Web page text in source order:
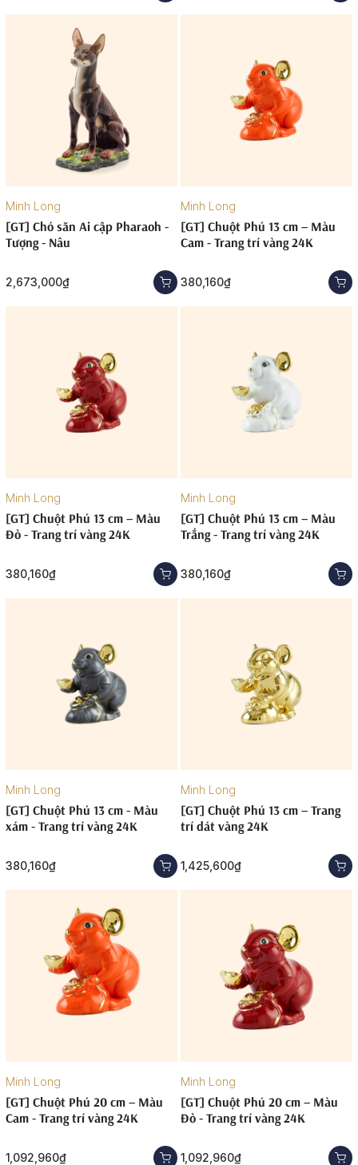
Minh Long
[GT] Chó săn Ai cập Pharaoh -
Tượng - Nâu
2,673,000₫
Minh Long
[GT] Chuột Phú 13 cm – Màu
Cam - Trang trí vàng 24K
380,160₫
Minh Long
[GT] Chuột Phú 13 cm – Màu
Đỏ - Trang trí vàng 24K
380,160₫
Minh Long
[GT] Chuột Phú 13 cm – Màu
Trắng - Trang trí vàng 24K
380,160₫
Minh Long
[GT] Chuột Phú 13 cm - Màu
xám - Trang trí vàng 24K
380,160₫
Minh Long
[GT] Chuột Phú 13 cm – Trang
trí dát vàng 24K
1,425,600₫
Minh Long
[GT] Chuột Phú 20 cm – Màu
Cam - Trang trí vàng 24K
1,092,960₫
Minh Long
[GT] Chuột Phú 20 cm – Màu
Đỏ - Trang trí vàng 24K
1,092,960₫